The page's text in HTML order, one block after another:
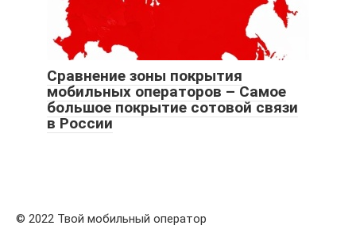
Сравнение зоны покрытия
мобильных операторов – Самое
большое покрытие сотовой связи
в России
© 2022 Твой мобильный оператор